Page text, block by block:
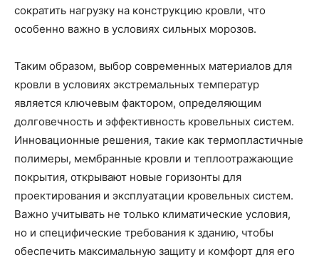
сократить нагрузку на конструкцию кровли, что
особенно важно в условиях сильных морозов.
Таким образом, выбор современных материалов для
кровли в условиях экстремальных температур
является ключевым фактором, определяющим
долговечность и эффективность кровельных систем.
Инновационные решения, такие как термопластичные
полимеры, мембранные кровли и теплоотражающие
покрытия, открывают новые горизонты для
проектирования и эксплуатации кровельных систем.
Важно учитывать не только климатические условия,
но и специфические требования к зданию, чтобы
обеспечить максимальную защиту и комфорт для его